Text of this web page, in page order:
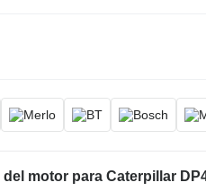
motor para Caterpillar